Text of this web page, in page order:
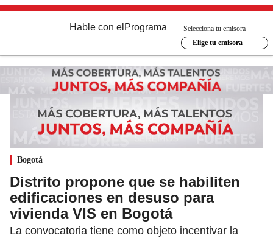
Hable con el Programa
Selecciona tu emisora
Elige tu emisora
Bogotá
Distrito propone que se habiliten
edificaciones en desuso para
vivienda VIS en Bogotá
La convocatoria tiene como objeto incentivar la